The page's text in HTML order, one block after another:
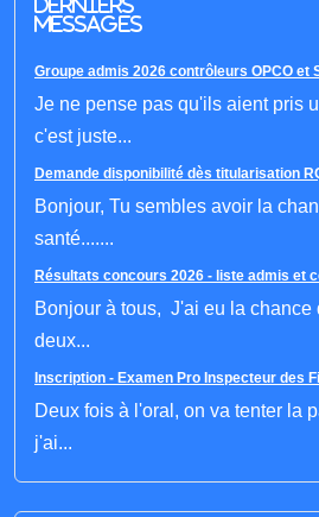
derniers
messages
Groupe admis 2026 contrôleurs OPCO et
Je ne pense pas qu'ils aient pris
c'est juste...
Demande disponibilité dès titularisation
Bonjour, Tu sembles avoir la
santé.......
Résultats concours 2026 - liste admis et
Bonjour à tous, J'ai eu la chance
deux...
Inscription - Examen Pro Inspecteur des
Deux fois à l'oral, on va tenter la
j'ai...